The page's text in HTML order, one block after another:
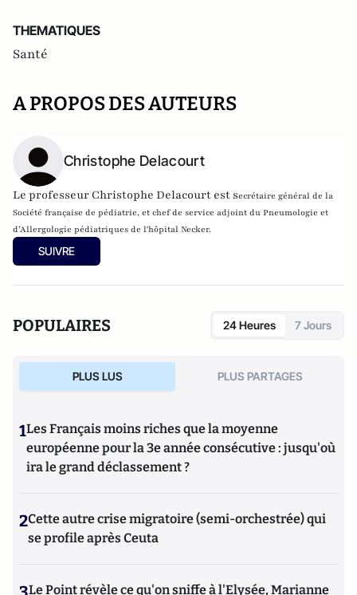
THEMATIQUES
Santé
A PROPOS DES AUTEURS
Christophe Delacourt
Le professeur Christophe Delacourt est secrétaire général de la
Société française de pédiatrie, et chef de service adjoint du Pneumologie et
d’Allergologie pédiatriques de l'hôpital Necker.
SUIVRE
POPULAIRES 24 Heures 7 Jours
PLUS LUS PLUS PARTAGES
1Les Français moins riches que la moyenne
européenne pour la 3e année consécutive : jusqu'où
ira le grand déclassement ?
2Cette autre crise migratoire (semi-orchestrée) qui
se profile après Ceuta
Le Point révèle ce qu'on sniffe à l'Elysée, Marianne